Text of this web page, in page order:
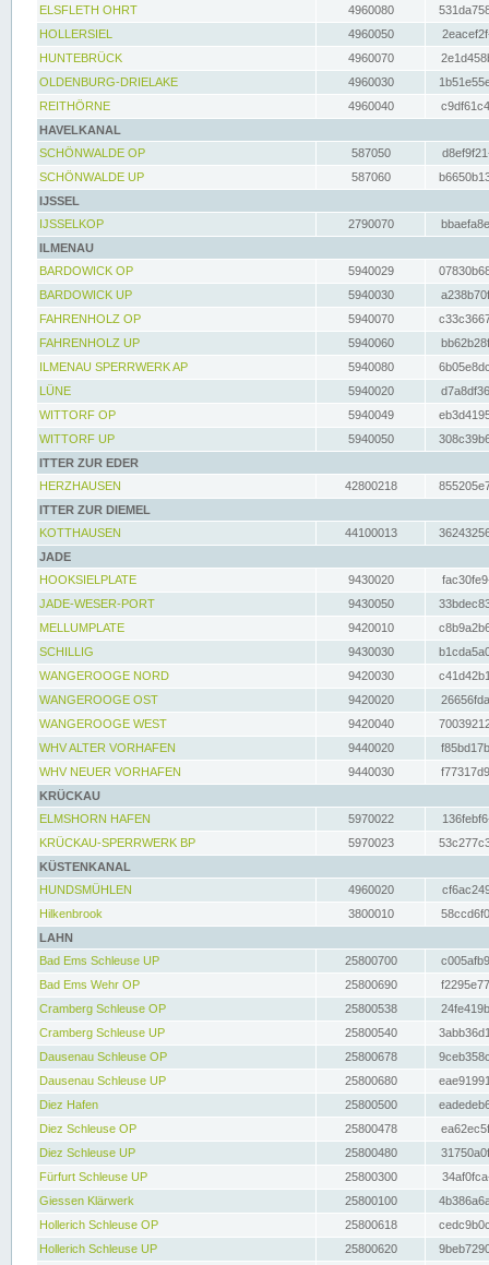
ELSFLETH OHRT
4960080
HOLLERSIEL
4960050
HUNTEBRÜCK
4960070
OLDENBURG-DRIELAKE
4960030
REITHÖRNE
4960040
HAVELKANAL
SCHÖNWALDE OP
587050
SCHÖNWALDE UP
587060
IJSSEL
IJSSELKOP
2790070
ILMENAU
BARDOWICK OP
5940029
BARDOWICK UP
5940030
FAHRENHOLZ OP
5940070
FAHRENHOLZ UP
5940060
ILMENAU SPERRWERK AP
5940080
LÜNE
5940020
WITTORF OP
5940049
WITTORF UP
5940050
ITTER ZUR EDER
HERZHAUSEN
42800218
ITTER ZUR DIEMEL
KOTTHAUSEN
44100013
JADE
HOOKSIELPLATE
9430020
JADE-WESER-PORT
9430050
MELLUMPLATE
9420010
SCHILLIG
9430030
WANGEROOGE NORD
9420030
WANGEROOGE OST
9420020
WANGEROOGE WEST
9420040
WHV ALTER VORHAFEN
9440020
WHV NEUER VORHAFEN
9440030
KRÜCKAU
ELMSHORN HAFEN
5970022
KRÜCKAU-SPERRWERK BP
5970023
KÜSTENKANAL
HUNDSMÜHLEN
4960020
Hilkenbrook
3800010
LAHN
Bad Ems Schleuse UP
25800700
Bad Ems Wehr OP
25800690
Cramberg Schleuse OP
25800538
Cramberg Schleuse UP
25800540
Dausenau Schleuse OP
25800678
Dausenau Schleuse UP
25800680
Diez Hafen
25800500
Diez Schleuse OP
25800478
Diez Schleuse UP
25800480
Fürfurt Schleuse UP
25800300
Giessen Klärwerk
25800100
Hollerich Schleuse OP
25800618
Hollerich Schleuse UP
25800620